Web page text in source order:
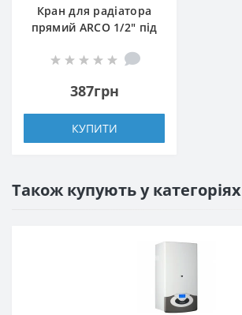
Кран для радіатора
прямий ARCO 1/2″ під
387грн
КУПИТИ
Також купують у категоріях